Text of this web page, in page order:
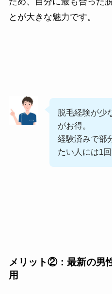
とが大きな魅力です。
脱毛経験が少
がお得。
経験済みで部
たい人には1
メリット②：最新の男
用